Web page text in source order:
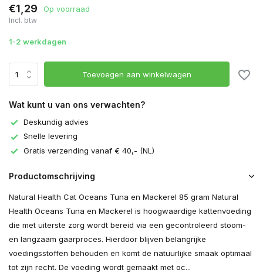
€1,29 Op voorraad
Incl. btw
1-2 werkdagen
Toevoegen aan winkelwagen
Wat kunt u van ons verwachten?
Deskundig advies
Snelle levering
Gratis verzending vanaf € 40,- (NL)
Productomschrijving
Natural Health Cat Oceans Tuna en Mackerel 85 gram Natural
Health Oceans Tuna en Mackerel is hoogwaardige kattenvoeding
die met uiterste zorg wordt bereid via een gecontroleerd stoom-
en langzaam gaarproces. Hierdoor blijven belangrijke
voedingsstoffen behouden en komt de natuurlijke smaak optimaal
tot zijn recht. De voeding wordt gemaakt met oc...